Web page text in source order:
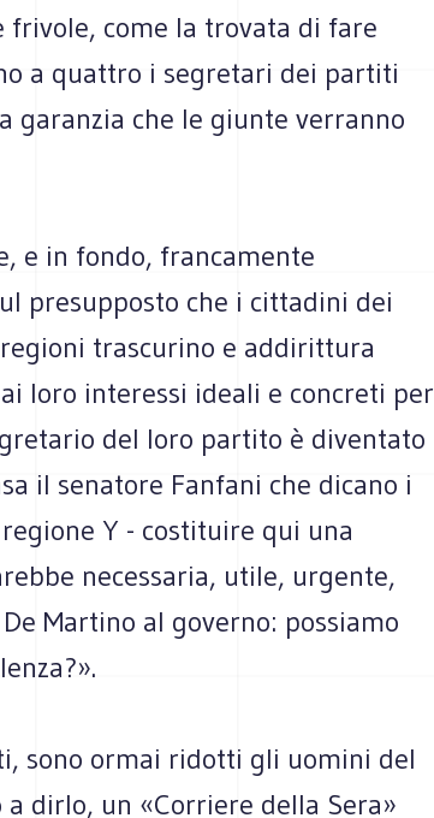
come la trovata di fare
a quattro i segretari dei partiti
garanzia che le giunte verranno
e in fondo, francamente
presupposto che i cittadini dei
trascurino e addirittura
loro interessi ideali e concreti per
del loro partito è diventato
il senatore Fanfani che dicano i
Y - costituire qui una
necessaria, utile, urgente,
Martino al governo: possiamo
sono ormai ridotti gli uomini del
dirlo, un «Corriere della Sera»